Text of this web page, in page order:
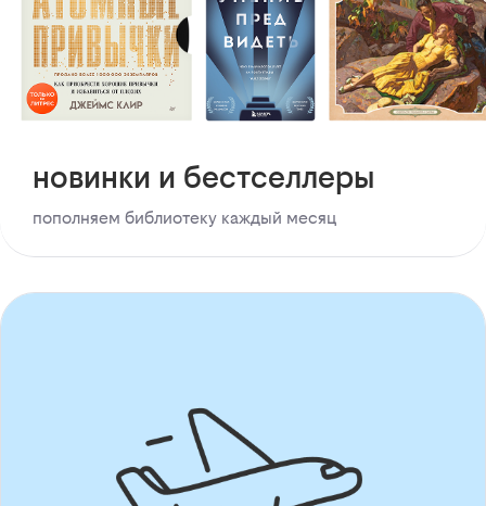
новинки и бестселлеры
пополняем библиотеку каждый месяц